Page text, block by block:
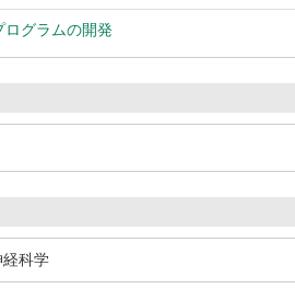
ログラムの開発
科学